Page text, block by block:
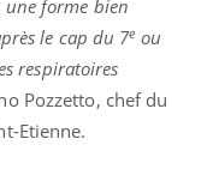
une forme bien
le cap du 7e ou
respiratoires
Pozzetto, chef du
Etienne.